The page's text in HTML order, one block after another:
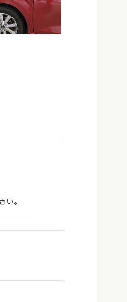
い。